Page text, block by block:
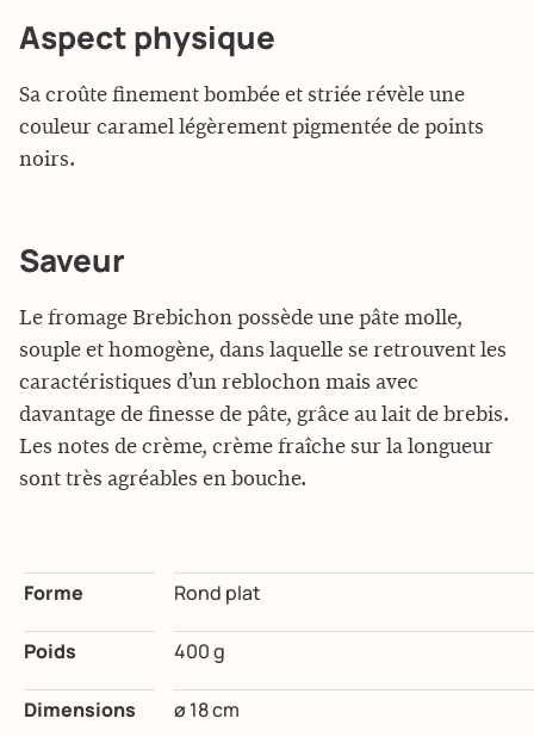
Aspect physique
Sa croûte finement bombée et striée révèle une
couleur caramel légèrement pigmentée de points
noirs.
Saveur
Le fromage Brebichon possède une pâte molle,
souple et homogène, dans laquelle se retrouvent les
caractéristiques d’un reblochon mais avec
davantage de finesse de pâte, grâce au lait de brebis.
Les notes de crème, crème fraîche sur la longueur
sont très agréables en bouche.
Forme Rond plat
Poids 400 g
Dimensions ø 18 cm